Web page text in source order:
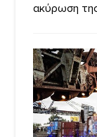
ακύρωση